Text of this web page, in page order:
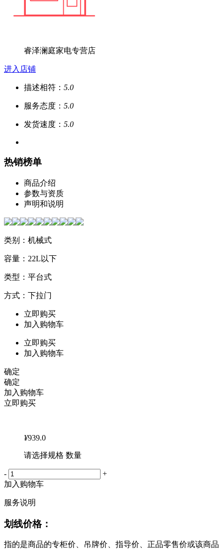
睿泽澜庭家电专营店
进入店铺
描述相符： 5.0
服务态度： 5.0
发货速度： 5.0
热销榜单
商品介绍
参数与资质
声明和说明
类别：机械式
容量：22L以下
类型：平台式
方式：下拉门
立即购买
加入购物车
立即购买
加入购物车
确定
确定
加入购物车
立即购买
¥939.0
请选择规格 数量
-
+
加入购物车
服务说明
划线价格：
指的是商品的专柜价、吊牌价、指导价、正品零售价或该商品